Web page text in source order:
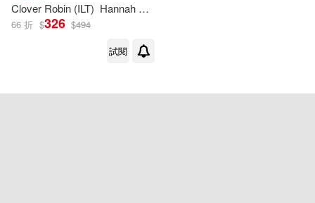
出版社 (可複選)
Clover Robin (ILT) Hannah Pang
66 折 $326 $494
試閱